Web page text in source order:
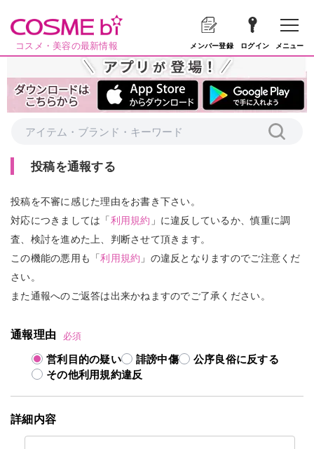
コスメ・美容の最新情報 メンバー登録 ログイン メニュー
投稿を通報する
投稿を不審に感じた理由をお書き下さい。
対応につきましては「利用規約 」に違反しているか、慎重に調
査、検討を進めた上、判断させて頂きます。
この機能の悪用も「利用規約 」の違反となりますのでご注意くだ
さい。
また通報へのご返答は出来かねますのでご了承ください。
通報理由 必須
営利目的の疑い 誹謗中傷
公序良俗に反する
その他利用規約違反
詳細内容